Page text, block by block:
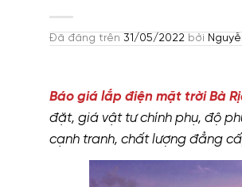
Đã đăng trên 31/05/2022 bởi
Báo giá lắp điện mặt trời Bà
đặt, giá vật tư chính phụ, độ
cạnh tranh, chất lượng đẳng